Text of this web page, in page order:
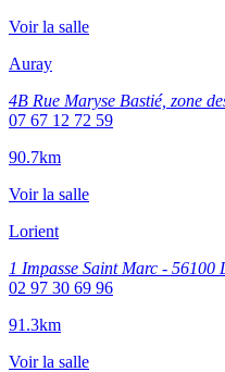
Voir la salle
Auray
4B Rue Maryse Bastié, zone
07 67 12 72 59
90.7km
Voir la salle
Lorient
1 Impasse Saint Marc - 56100
02 97 30 69 96
91.3km
Voir la salle